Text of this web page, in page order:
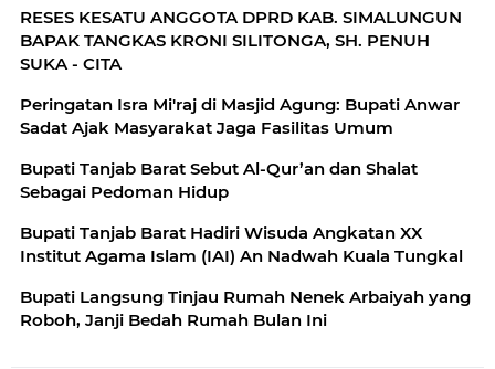
RESES KESATU ANGGOTA DPRD KAB. SIMALUNGUN
BAPAK TANGKAS KRONI SILITONGA, SH. PENUH
SUKA - CITA
Peringatan Isra Mi'raj di Masjid Agung: Bupati Anwar
Sadat Ajak Masyarakat Jaga Fasilitas Umum
Bupati Tanjab Barat Sebut Al-Qur’an dan Shalat
Sebagai Pedoman Hidup
Bupati Tanjab Barat Hadiri Wisuda Angkatan XX
Institut Agama Islam (IAI) An Nadwah Kuala Tungkal
Bupati Langsung Tinjau Rumah Nenek Arbaiyah yang
Roboh, Janji Bedah Rumah Bulan Ini